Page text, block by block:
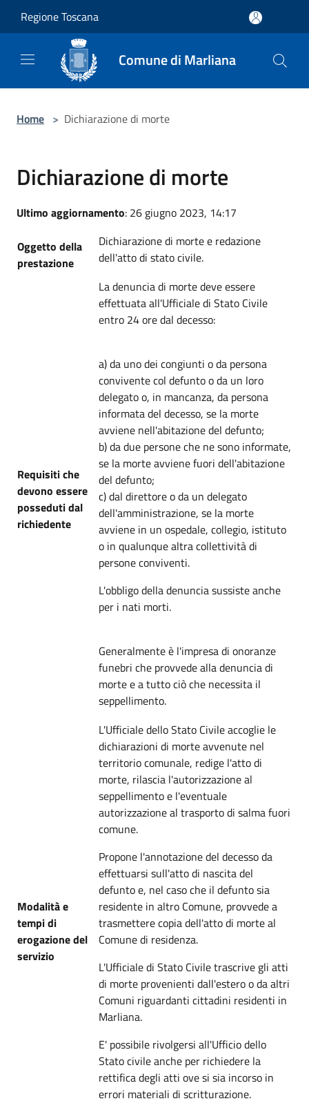
Regione Toscana
Comune di Marliana
Home > Dichiarazione di morte
Dichiarazione di morte
Ultimo aggiornamento: 26 giugno 2023, 14:17
Oggetto della
prestazione
Dichiarazione di morte e redazione
dell'atto di stato civile.
Requisiti che
devono essere
posseduti dal
richiedente
La denuncia di morte deve essere
effettuata all'Ufficiale di Stato Civile
entro 24 ore dal decesso:
a) da uno dei congiunti o da persona
convivente col defunto o da un loro
delegato o, in mancanza, da persona
informata del decesso, se la morte
avviene nell'abitazione del defunto;
b) da due persone che ne sono informate,
se la morte avviene fuori dell'abitazione
del defunto;
c) dal direttore o da un delegato
dell'amministrazione, se la morte
avviene in un ospedale, collegio, istituto
o in qualunque altra collettività di
persone conviventi.
L'obbligo della denuncia sussiste anche
per i nati morti.
Generalmente è l'impresa di onoranze
funebri che provvede alla denuncia di
morte e a tutto ciò che necessita il
seppellimento.
Modalità e
tempi di
erogazione del
servizio
L'Ufficiale dello Stato Civile accoglie le
dichiarazioni di morte avvenute nel
territorio comunale, redige l'atto di
morte, rilascia l'autorizzazione al
seppellimento e l'eventuale
autorizzazione al trasporto di salma fuori
comune.
Propone l'annotazione del decesso da
effettuarsi sull'atto di nascita del
defunto e, nel caso che il defunto sia
residente in altro Comune, provvede a
trasmettere copia dell'atto di morte al
Comune di residenza.
L'Ufficiale di Stato Civile trascrive gli atti
di morte provenienti dall'estero o da altri
Comuni riguardanti cittadini residenti in
Marliana.
E' possibile rivolgersi all'Ufficio dello
Stato civile anche per richiedere la
rettifica degli atti ove si sia incorso in
errori materiali di scritturazione.